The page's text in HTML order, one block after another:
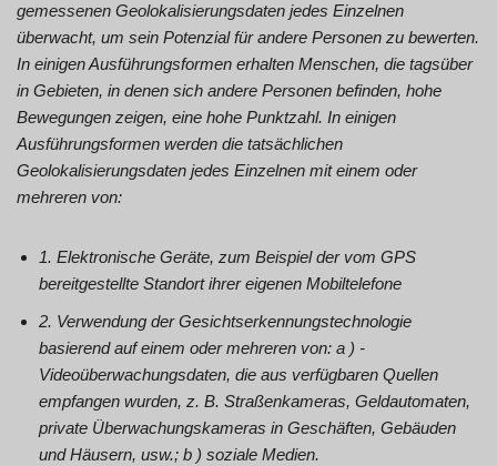
gemessenen Geolokalisierungsdaten jedes Einzelnen
überwacht, um sein Potenzial für andere Personen zu bewerten.
In einigen Ausführungsformen erhalten Menschen, die tagsüber
in Gebieten, in denen sich andere Personen befinden, hohe
Bewegungen zeigen, eine hohe Punktzahl. In einigen
Ausführungsformen werden die tatsächlichen
Geolokalisierungsdaten jedes Einzelnen mit einem oder
mehreren von:
1. Elektronische Geräte, zum Beispiel der vom GPS
bereitgestellte Standort ihrer eigenen Mobiltelefone
2. Verwendung der Gesichtserkennungstechnologie
basierend auf einem oder mehreren von: a ) -
Videoüberwachungsdaten, die aus verfügbaren Quellen
empfangen wurden, z. B. Straßenkameras, Geldautomaten,
private Überwachungskameras in Geschäften, Gebäuden
und Häusern, usw.; b ) soziale Medien.